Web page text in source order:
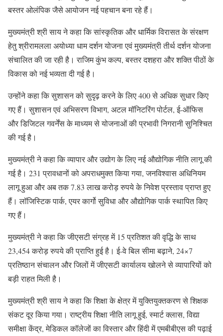
बस्तर ओलंपिक जैसे आयोजन नई पहचान बना रहे हैं।
मुख्यमंत्री श्री साय ने कहा कि सांस्कृतिक और धार्मिक विरासत के संरक्षण
हेतु श्रीरामलला अयोध्या धाम दर्शन योजना एवं मुख्यमंत्री तीर्थ दर्शन योजना
संचालित की जा रही है। राजिम कुंभ कल्प, बस्तर दशहरा और शक्ति पीठों के
विकास को नई भव्यता दी गई है।
उन्होंने कहा कि सुशासन को सुदृढ़ करने के लिए 400 से अधिक सुधार किए
गए हैं। सुशासन एवं अभिसरण विभाग, अटल मॉनिटरिंग पोर्टल, ई-ऑफिस
और डिजिटल गवर्नेंस के माध्यम से योजनाओं की प्रभावी निगरानी सुनिश्चित
की गई है।
मुख्यमंत्री ने कहा कि व्यापार और उद्योग के लिए नई औद्योगिक नीति लागू की
गई है। 231 प्रावधानों को अपराधमुक्त किया गया, जनविश्वास अधिनियम
लागू हुआ और अब तक 7.83 लाख करोड़ रुपये के निवेश प्रस्ताव प्राप्त हुए
हैं। लॉजिस्टिक पार्क, एयर कार्गो सुविधा और औद्योगिक पार्क स्थापित किए
गए हैं।
मुख्यमंत्री ने कहा कि जीएसटी संग्रह में 15 प्रतिशत की वृद्धि के साथ
23,454 करोड़ रुपये की प्राप्ति हुई है। ई-वे बिल सीमा बढ़ाने, 24×7
प्रतिष्ठान संचालन और जिलों में जीएसटी कार्यालय खोलने से व्यापारियों को
बड़ी राहत मिली है।
मुख्यमंत्री श्री साय ने कहा कि शिक्षा के क्षेत्र में युक्तियुक्तकरण से शिक्षक
संकट दूर किया गया। राष्ट्रीय शिक्षा नीति लागू हुई, स्मार्ट क्लास, विद्या
समीक्षा केंद्र, मेडिकल कॉलेजों का विस्तार और हिंदी में एमबीबीएस की पढ़ाई